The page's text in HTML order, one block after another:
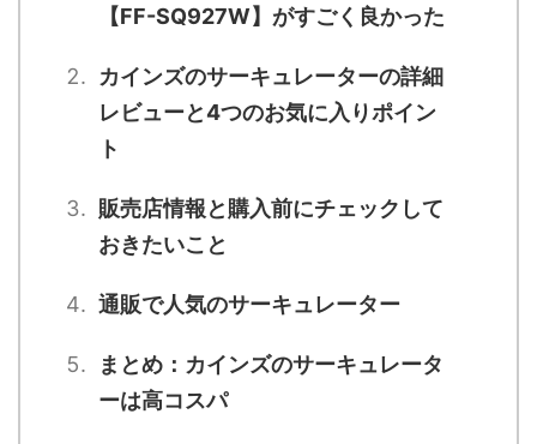
【FF-SQ927W】がすごく良かった
カインズのサーキュレーターの詳細
レビューと4つのお気に入りポイン
ト
販売店情報と購入前にチェックして
おきたいこと
通販で人気のサーキュレーター
まとめ：カインズのサーキュレータ
ーは高コスパ